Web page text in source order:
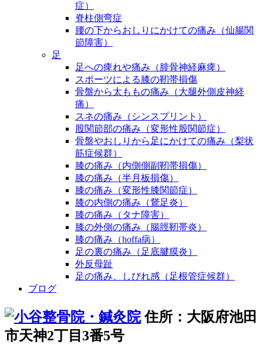
症）
脊柱側弯症
腰の下からおしりにかけての痛み（仙腸関
節障害）
足
足への痺れや痛み（腓骨神経麻痺）
スポーツによる膝の靭帯損傷
骨盤から太ももの痛み（大腿外側皮神経
痛）
スネの痛み（シンスプリント）
股関節部の痛み（変形性股関節症）
骨盤やおしりから足にかけての痛み（梨状
筋症候群）
膝の痛み（内側側副靭帯損傷）
膝の痛み（半月板損傷）
膝の痛み（変形性膝関節症）
膝の内側の痛み（鵞足炎）
膝の痛み（タナ障害）
膝の外側の痛み（腸脛靭帯炎）
膝の痛み（hoffa病）
足の裏の痛み（足底腱膜炎）
外反母趾
足の痛み、しびれ感（足根管症候群）
ブログ
住所：大阪府池田
市天神2丁目3番5号